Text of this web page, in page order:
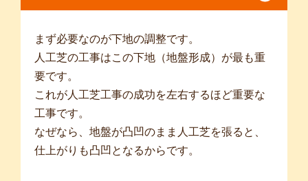
まず必要なのが下地の調整です。
人工芝の工事はこの下地（地盤形成）が最も重
要です。
これが人工芝工事の成功を左右するほど重要な
工事です。
なぜなら、地盤が凸凹のまま人工芝を張ると、
仕上がりも凸凹となるからです。